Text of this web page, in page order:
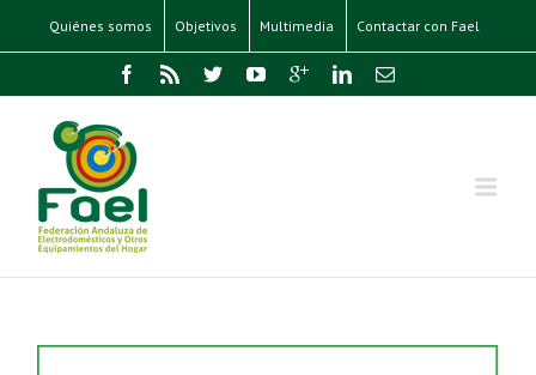
Quiénes somos Objetivos Multimedia Contactar con Fael